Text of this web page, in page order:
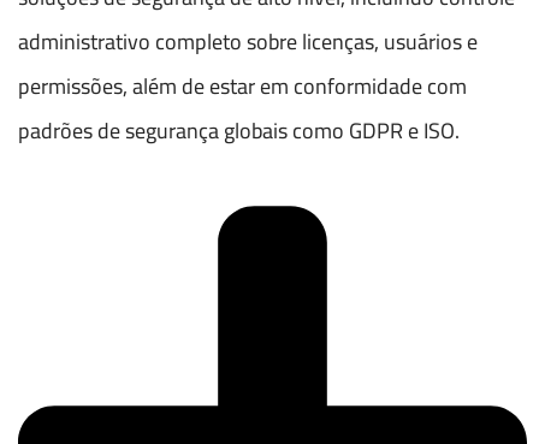
administrativo completo sobre licenças, usuários e
permissões, além de estar em conformidade com
padrões de segurança globais como GDPR e ISO.